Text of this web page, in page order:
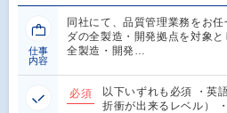
仕事
内容
同社にて、品質管理業務をお
ダの全製造・開発拠点を対象
全製造・開発…
必須
以下いずれも必須 ・英
折衝が出来るレベル）